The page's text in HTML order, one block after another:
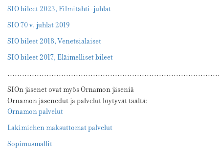
SIO bileet 2023, Filmitähti-juhlat
SIO 70 v. juhlat 2019
SIO bileet 2018, Venetsialaiset
SIO bileet 2017, Eläimelliset bileet
SIOn jäsenet ovat myös Ornamon jäseniä
Ornamon jäsenedut ja palvelut löytyvät täältä:
Ornamon palvelut
Lakimiehen maksuttomat palvelut
Sopimusmallit